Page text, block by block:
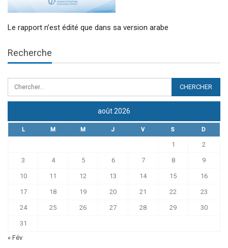
Le rapport n’est édité que dans sa version arabe
Recherche
août 2026
L M M J V S D
1 2
3 4 5 6 7 8 9
10 11 12 13 14 15 16
17 18 19 20 21 22 23
24 25 26 27 28 29 30
31
« Fév